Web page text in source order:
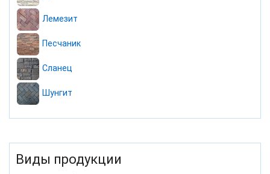
Лемезит
Песчаник
Сланец
Шунгит
Виды продукции